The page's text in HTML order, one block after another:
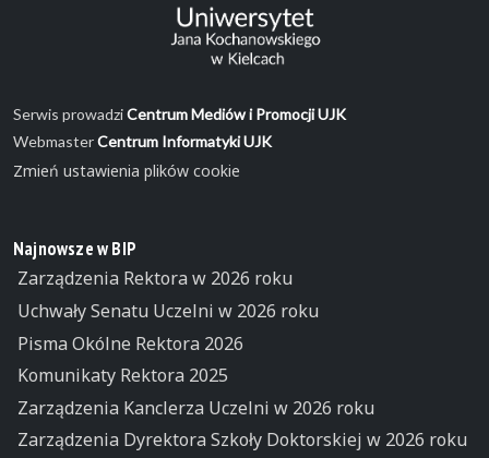
Serwis prowadziCentrum Mediów i Promocji UJK
WebmasterCentrum Informatyki UJK
Zmień ustawienia plików cookie
Najnowsze w BIP
Zarządzenia Rektora w 2026 roku
Uchwały Senatu Uczelni w 2026 roku
Pisma Okólne Rektora 2026
Komunikaty Rektora 2025
Zarządzenia Kanclerza Uczelni w 2026 roku
Zarządzenia Dyrektora Szkoły Doktorskiej w 2026 roku